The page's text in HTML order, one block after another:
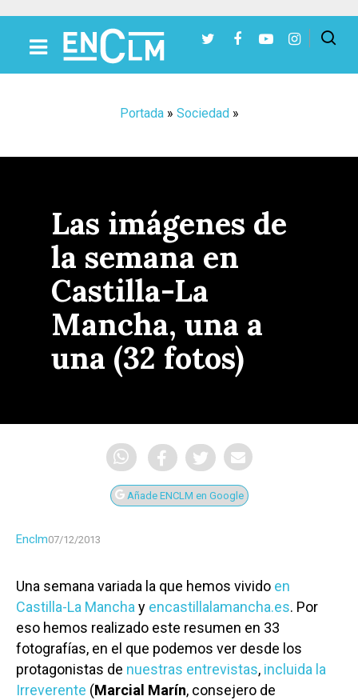
Portada» Sociedad»
Las imágenes de
la semana en
Castilla-La
Mancha, una a
una (32 fotos)
Añade ENCLM en Google
Enclm07/12/2013
Una semana variada la que hemos vivido en
Castilla-La Mancha y encastillalamancha.es. Por
eso hemos realizado este resumen en 33
fotografías, en el que podemos ver desde los
protagonistas de nuestras entrevistas, incluida la
Irreverente (Marcial Marín, consejero de